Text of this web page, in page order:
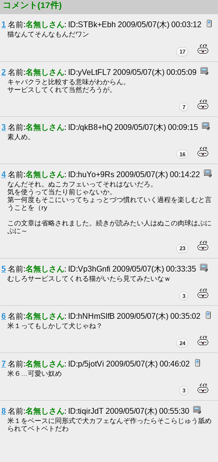
コメント(17件)
1 名前:名無しさん: ID:STBk+Ebh 2009/05/07(木) 00:03:12
猫なんてそんなもんだワン
17
2 名前:名無しさん: ID:yVeLtFL7 2009/05/07(木) 00:05:09
キャバクラと比較する意味がわからん。
サービスしてくれて当然だろうが。
7
3 名前:名無しさん: ID:/qkB8+hQ 2009/05/07(木) 00:09:15
素人め。
16
4 名前:名無しさん: ID:huYo+9Rs 2009/05/07(木) 00:14:22
なんだそれ。ぬこカフェいってそれはないだろ。
気を使うって当たり前じゃないか。
第一何度もそこにいってちょっとづつ慣れていく過程を楽しむと言
うことを（ry
この文章は省略されました。続きが読みたい人はぬこの肉球はぷに
ぷに～
23
5 名前:名無しさん: ID:Vp3hGnfi 2009/05/07(木) 00:33:35
むしろサービスしてくれる猫がいたら見てみたいなｗ
3
6 名前:名無しさん: ID:hNHmSlfB 2009/05/07(木) 00:35:02
米１ってもしかして犬じゃね？
24
7 名前:名無しさん: ID:p/5jotVi 2009/05/07(木) 00:46:02
米６…可愛い奴め
3
8 名前:名無しさん: ID:tiqirJdT 2009/05/07(木) 00:55:30
米１をベースに同形式で犬カフェなんぞ作ったらそこらじゅう舐め
られてベトベトだわ